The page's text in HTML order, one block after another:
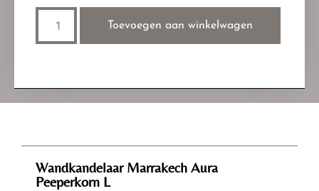
Toevoegen aan winkelwagen
Wandkandelaar Marrakech Aura
Peeperkorn L